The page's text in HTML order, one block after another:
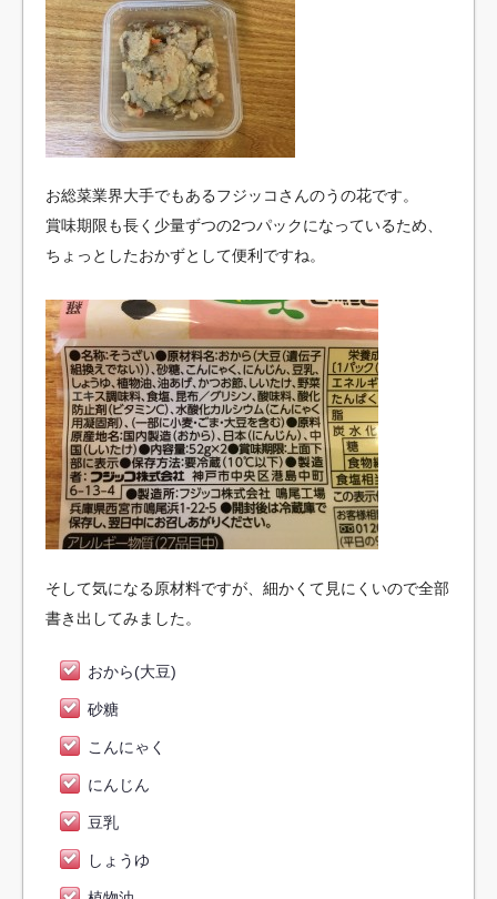
お総菜業界大手でもあるフジッコさんのうの花です。
賞味期限も長く少量ずつの2つパックになっているため、
ちょっとしたおかずとして便利ですね。
そして気になる原材料ですが、細かくて見にくいので全部
書き出してみました。
おから(大豆)
砂糖
こんにゃく
にんじん
豆乳
しょうゆ